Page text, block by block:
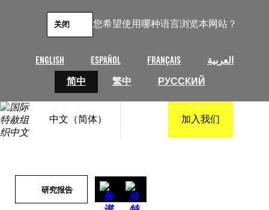
您希望使用哪种语言浏览本网站？
ENGLISH ESPAÑOL FRANÇAIS
العربية
简中
繁中 РУССКИЙ
关闭
中文（简体） 加入我们
研究报告